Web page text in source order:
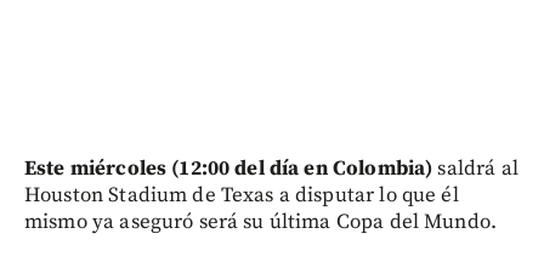
Este miércoles (12:00 del día en Colombia)saldrá al
Houston Stadium de Texas a disputar lo que él
mismo ya aseguró será su última Copa del Mundo.